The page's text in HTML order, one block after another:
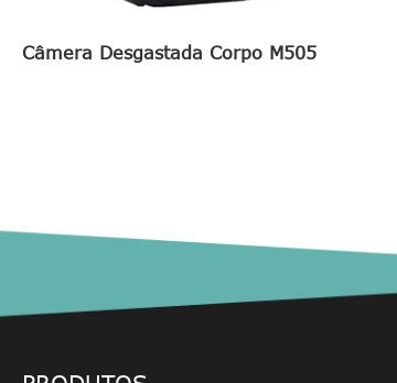
Câmera Desgastada Corpo M505